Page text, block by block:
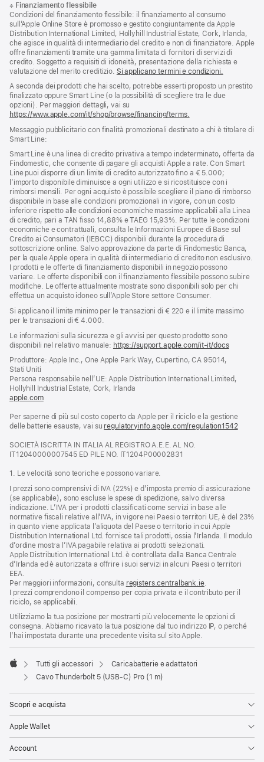
di
pagina
a
piè
di
pagina
※ Finanziamento flessibile
Condizioni del finanziamento flessibile: il finanziamento al consumo
sull’Apple Online Store è promosso e gestito congiuntamente da Apple
Distribution International Limited, Hollyhill Industrial Estate, Cork, Irlanda,
che agisce in qualità di intermediario del credito e non di finanziatore. Apple
offre finanziamenti tramite una gamma limitata di fornitori di servizi di
credito. Soggetto a requisiti di idoneità, presentazione della richiesta e
valutazione del merito creditizio. Si applicano termini e condizioni.
A seconda dei prodotti che hai scelto, potrebbe esserti proposto un prestito
finalizzato oppure Smart Line (o la possibilità di scegliere tra le due
opzioni). Per maggiori dettagli, vai su
https://www.apple.com/it/shop/browse/financing/terms.
Messaggio pubblicitario con finalità promozionali destinato a chi è titolare di
Smart Line:
Smart Line è una linea di credito privativa a tempo indeterminato, offerta da
Findomestic, che consente di pagare gli acquisti Apple a rate. Con Smart
Line puoi disporre di un limite di credito autorizzato fino a € 5.000;
l’importo disponibile diminuisce a ogni utilizzo e si ricostituisce con i
rimborsi mensili. Per ogni acquisto è possibile scegliere il piano di rimborso
disponibile in base alle condizioni promozionali in vigore, con un costo
inferiore rispetto alle condizioni economiche massime applicabili alla Linea
di credito, pari a TAN fisso 14,88% e TAEG 15,93%. Per tutte le condizioni
economiche e contrattuali, consulta le Informazioni Europee di Base sul
Credito ai Consumatori (IEBCC) disponibili durante la procedura di
sottoscrizione online. Salvo approvazione da parte di Findomestic Banca,
per la quale Apple opera in qualità di intermediario di credito non esclusivo.
I prodotti e le offerte di finanziamento disponibili in negozio possono
variare. Le offerte disponibili con il finanziamento flessibile possono subire
modifiche. Le offerte attualmente mostrate sono disponibili solo per chi
effettua un acquisto idoneo sull’Apple Store settore Consumer.
Si applicano il limite minimo per le transazioni di € 220 e il limite massimo
per le transazioni di € 4.000.
Le informazioni sulla sicurezza e gli avvisi per questo prodotto sono
disponibili nel relativo manuale: https://support.apple.com/it-it/docs(si
finestra)
Produttore: Apple Inc., One Apple Park Way, Cupertino, CA 95014,
Stati Uniti
Persona responsabile nell’UE: Apple Distribution International Limited,
Hollyhill Industrial Estate, Cork, Irlanda
apple.com(si
una
nuova
Per saperne di più sul costo coperto da Apple per il riciclo e la gestione
delle batterie esauste, vai su regulatoryinfo.apple.com/regulation1542(si
SOCIETÀ ISCRITTA IN ITALIA AL REGISTRO A.E.E. AL NO.
IT12040000007545 ED PILE NO. IT1204P00002831
1. Le velocità sono teoriche e possono variare.
I prezzi sono comprensivi di IVA (22%) e d’imposta premio di assicurazione
(se applicabile), sono escluse le spese di spedizione, salvo diversa
indicazione. L’IVA per i prodotti classificati come servizi in base alle
normative fiscali relative all’IVA, in vigore nei Paesi o territori UE, è del 23%
in quanto viene applicata l’aliquota del Paese o territorio in cui Apple
Distribution International Ltd. fornisce tali prodotti, ossia l’Irlanda. Il modulo
d’ordine mostra l’IVA pagabile relativa ai prodotti selezionati.
Apple Distribution International Ltd. è controllata dalla Banca Centrale
d’Irlanda ed è autorizzata a offrire i suoi servizi in alcuni Paesi o territori
EEA.
Per maggiori informazioni, consulta registers.centralbank.ie.
I prezzi comprendono il compenso per copia privata e il contributo per il
riciclo, se applicabili.
Utilizziamo la tua posizione per mostrarti più velocemente le opzioni di
consegna. Abbiamo ricavato la tua posizione dal tuo indirizzo IP, o perché
l’hai impostata durante una precedente visita sul sito Apple.
Apple
Tutti gli accessori
Caricabatterie e adattatori
Cavo Thunderbolt 5 (USB‑C) Pro (1 m)
Scopri e acquista
Apple Wallet
Account